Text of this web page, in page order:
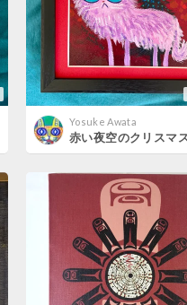
Yosuke Awata
赤い夜空のクリスマ